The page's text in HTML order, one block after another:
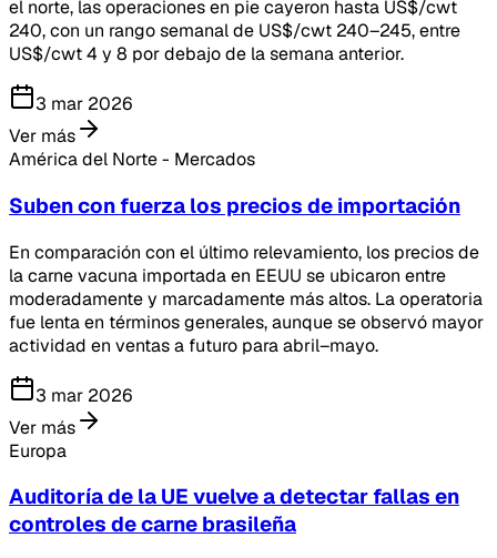
el norte, las operaciones en pie cayeron hasta US$/cwt
240, con un rango semanal de US$/cwt 240–245, entre
US$/cwt 4 y 8 por debajo de la semana anterior.
3 mar 2026
Ver más
América del Norte - Mercados
Suben con fuerza los precios de importación
En comparación con el último relevamiento, los precios de
la carne vacuna importada en EEUU se ubicaron entre
moderadamente y marcadamente más altos. La operatoria
fue lenta en términos generales, aunque se observó mayor
actividad en ventas a futuro para abril–mayo.
3 mar 2026
Ver más
Europa
Auditoría de la UE vuelve a detectar fallas en
controles de carne brasileña